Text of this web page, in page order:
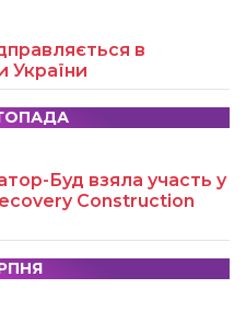
в
України
Буд взяла участь у
Construction